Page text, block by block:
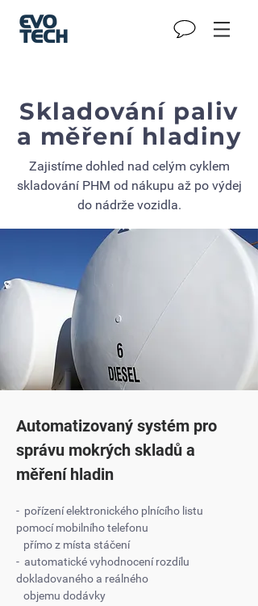
Automatizovaný systém pro
správu mokrých skladů a
měření hladin
- pořízení elektronického plnícího listu
pomocí mobilního telefonu
přímo z místa stáčení
- automatické vyhodnocení rozdílu
dokladovaného a reálného
objemu dodávky
Skladování paliv
a měření hladiny
Zajistíme dohled nad celým cyklem
skladování PHM od nákupu až po výdej
do nádrže vozidla.